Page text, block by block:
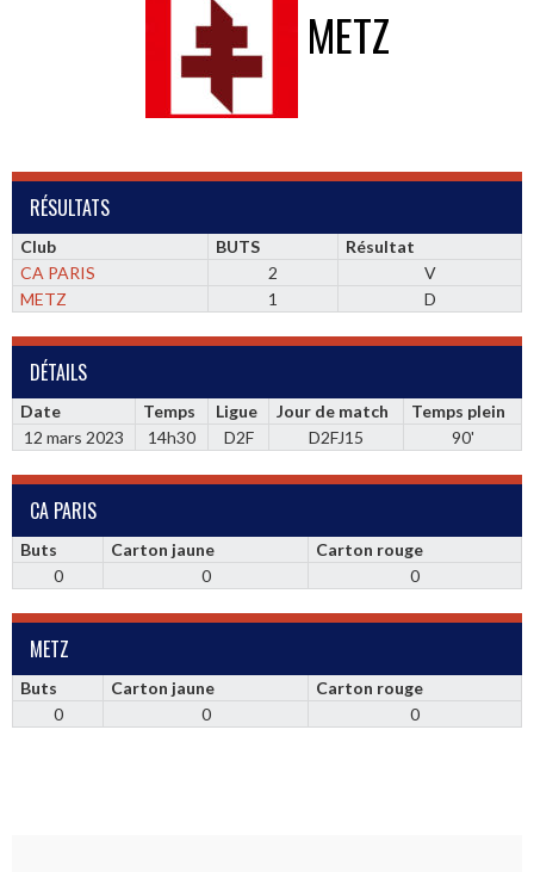
METZ
RÉSULTATS
Club BUTS
Résultat
CA PARIS
2
V
METZ
1 D
DÉTAILS
Date Temps Ligue Jour de match
Temps plein
12 mars 2023
14h30 D2F D2FJ15 90'
CA PARIS
Buts Carton jaune
Carton rouge
0
0 0
METZ
Buts Carton jaune
Carton rouge
0
0 0